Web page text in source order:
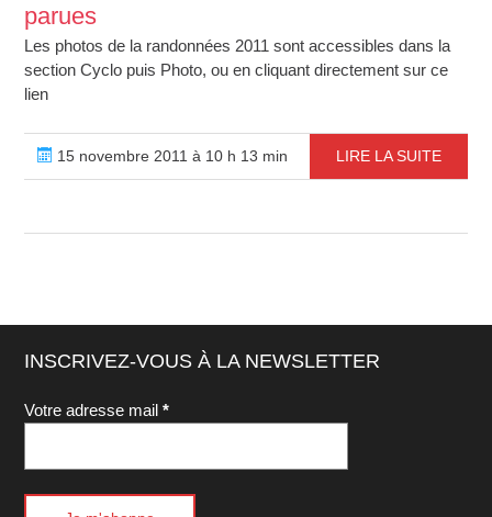
parues
Les photos de la randonnées 2011 sont accessibles dans la
section Cyclo puis Photo, ou en cliquant directement sur ce
lien
15 novembre 2011 à 10 h 13 min LIRE LA SUITE
INSCRIVEZ-VOUS À LA NEWSLETTER
Votre adresse mail*